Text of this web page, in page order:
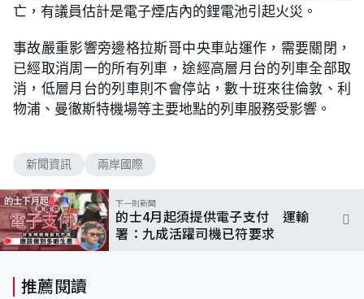
亡，有議員估計是電子煙店內的鋰電池引起火災。
事故嚴重影響旁邊格拉斯哥中央車站運作，需要關閉，
已經取消周一的所有列車，途經高層月台的列車全部取
消，低層月台的列車則不會停站，數十班來往倫敦、利
物浦、曼徹斯特機場等主要地點的列車服務受影響。
新聞資訊 兩岸國際
下一則新聞
的士4月起須提供電子支付 運輸
署：九成活躍司機已符要求
推薦閱讀